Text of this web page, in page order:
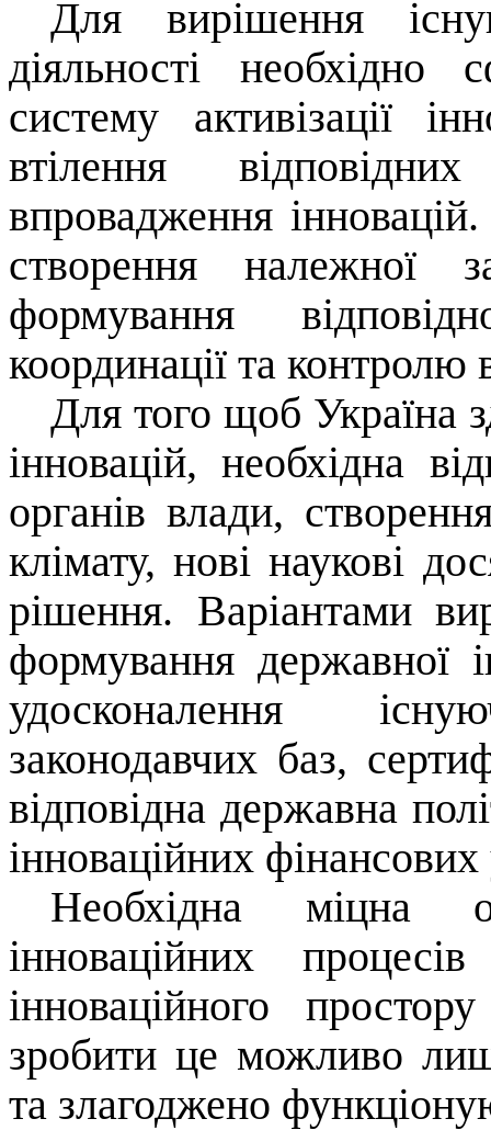
Для вирішення
діяльності необхідно
систему активізації
втілення
впровадження
створення належної
формування
координації та контролю
Для того щоб Україна
інновацій, необхідна
органів влади,
клімату, нові наукові
рішення. Варіантами
формування державної
удосконалення
законодавчих баз,
відповідна державна
інноваційних
Необхідна міцна
інноваційних
інноваційного
зробити це можливо
та злагоджено